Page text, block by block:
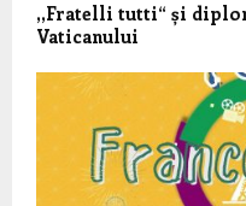
,,Fratelli tutti“ și
Vaticanului